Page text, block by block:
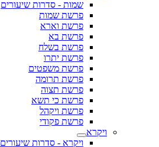
שמות - סדרות שיעורים
פרשת שמות
פרשת וארא
פרשת בא
פרשת בשלח
פרשת יתרו
פרשת משפטים
פרשת תרומה
פרשת תצוה
פרשת כי תשא
פרשת ויקהל
פרשת פקודי
ויקרא
ויקרא - סדרות שיעורים